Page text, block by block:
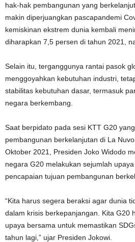
hak-hak pembangunan yang
makin diperjuangkan pascapandemi
kemiskinan ekstrem dunia kembali
diharapkan 7,5 persen di tahun 2021,
Selain itu, terganggunya rantai pasok
menggoyahkan kebutuhan industri,
stabilitas kebutuhan dasar, termasuk
negara berkembang.
Saat berpidato pada sesi KTT G20
pembangunan berkelanjutan di La
Oktober 2021, Presiden Joko Widodo
negara G20 melakukan sejumlah
pencapaian tujuan pembangunan
“Kita harus segera beraksi agar dunia
dalam krisis berkepanjangan. Kita G20
upaya bersama untuk memastikan
tahun lagi,” ujar Presiden Jokowi.